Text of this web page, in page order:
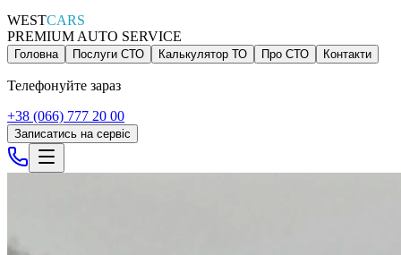
WESTCARS
PREMIUM AUTO SERVICE
Головна Послуги СТО Калькулятор ТО Про СТО Контакти
Телефонуйте зараз
+38 (066) 777 20 00
Записатись на сервіс